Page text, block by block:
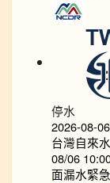
停水
2026-08-
台灣自來
08/06
面漏水緊